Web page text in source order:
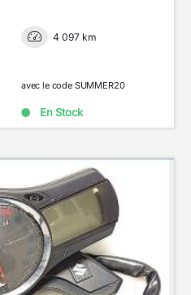
4 097 km
avec le code SUMMER20
En Stock